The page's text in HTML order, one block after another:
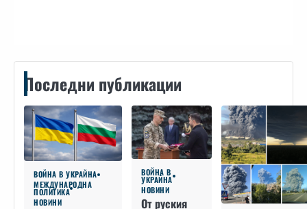
Последни публикации
ВОЙНА В УКРАЙНА
МЕЖДУНАРОДНА
ПОЛИТИКА
НОВИНИ
ВОЙНА В
УКРАЙНА
НОВИНИ
От руския